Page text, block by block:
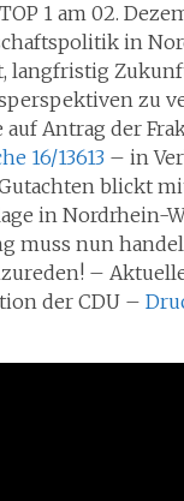
1 am 02.
in
langfristig
zu
auf Antrag der
16/13613– in
blickt
in Nordrhein-
muss nun
–
der CDU –